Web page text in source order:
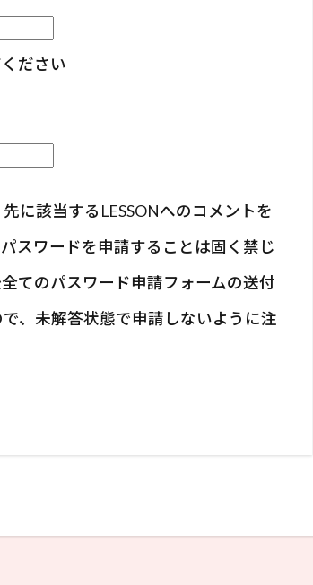
ださい
に該当するLESSONへのコメントを
スワードを申請することは固く禁じ
てのパスワード申請フォームの送付
、未解答状態で申請しないように注